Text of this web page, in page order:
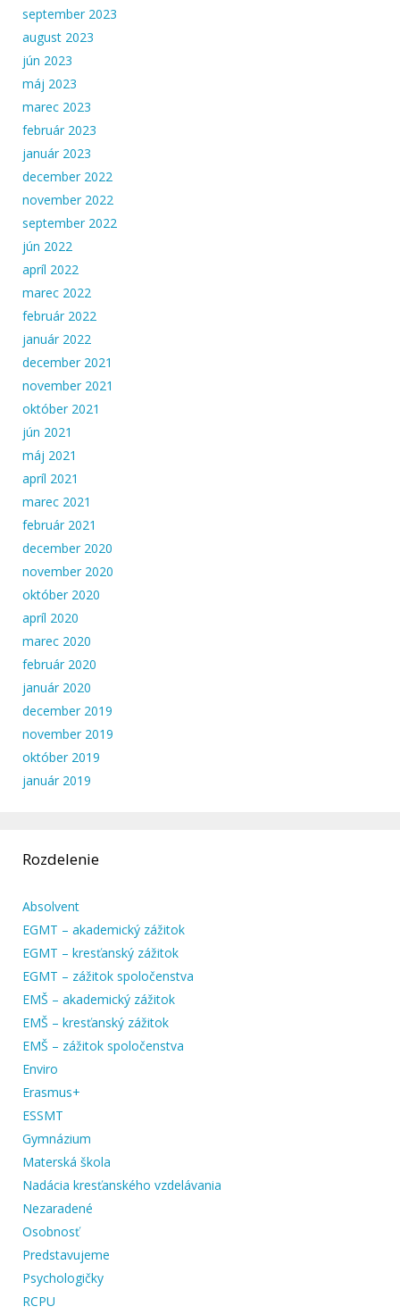
september 2023
august 2023
jún 2023
máj 2023
marec 2023
február 2023
január 2023
december 2022
november 2022
september 2022
jún 2022
apríl 2022
marec 2022
február 2022
január 2022
december 2021
november 2021
október 2021
jún 2021
máj 2021
apríl 2021
marec 2021
február 2021
december 2020
november 2020
október 2020
apríl 2020
marec 2020
február 2020
január 2020
december 2019
november 2019
október 2019
január 2019
Rozdelenie
Absolvent
EGMT – akademický zážitok
EGMT – kresťanský zážitok
EGMT – zážitok spoločenstva
EMŠ – akademický zážitok
EMŠ – kresťanský zážitok
EMŠ – zážitok spoločenstva
Enviro
Erasmus+
ESSMT
Gymnázium
Materská škola
Nadácia kresťanského vzdelávania
Nezaradené
Osobnosť
Predstavujeme
Psychologičky
RCPU